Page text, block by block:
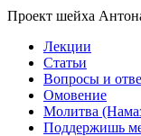
Проект шейха
Лекции
Статьи
Вопросы и
Омовение
Молитва
Поддержишь